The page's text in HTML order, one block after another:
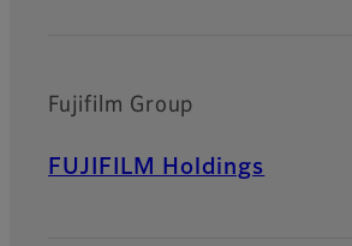
Fujifilm Group
FUJIFILM Holdings